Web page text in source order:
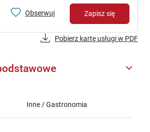
Obserwuj Zapisz się
Pobierz kartę usługi w PDF
Inne / Gastronomia